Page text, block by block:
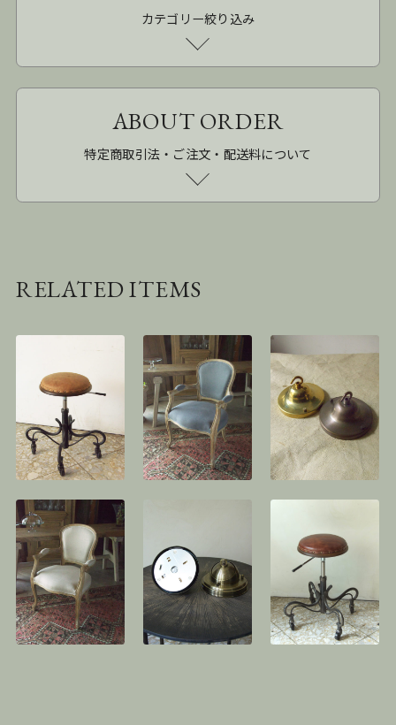
カテゴリー絞り込み
ABOUT ORDER
特定商取引法・ご注文・配送料について
RELATED ITEMS